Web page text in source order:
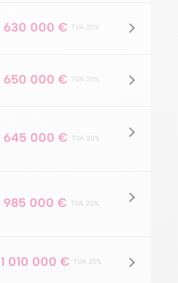
630 000 € TVA 20%
650 000 € TVA 20%
645 000 € TVA 20%
985 000 € TVA 20%
1 010 000 € TVA 20%